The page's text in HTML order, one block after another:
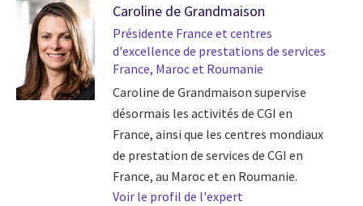
Caroline de Grandmaison
Présidente France et centres
d'excellence de prestations de services
France, Maroc et Roumanie
Caroline de Grandmaison supervise
désormais les activités de CGI en
France, ainsi que les centres mondiaux
de prestation de services de CGI en
France, au Maroc et en Roumanie.
Voir le profil de l'expert